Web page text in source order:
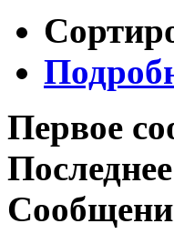
Первое